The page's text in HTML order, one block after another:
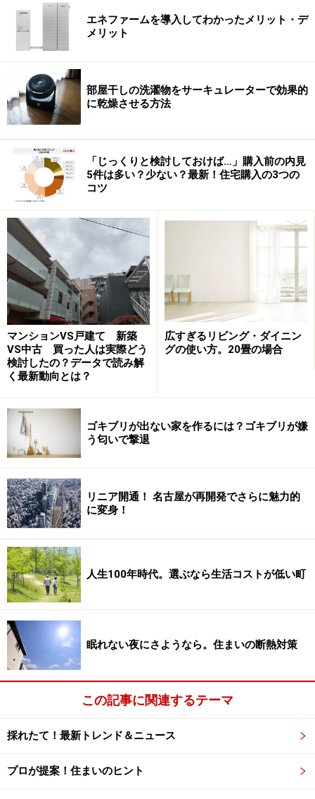
いることや、当時の事情をよく知らないまま相続した人
の増加などもあるようです。一次被害者が80歳代、90歳
代になり、「自分が死ぬ前に何とか処分しておきたい」
という気持ちにつけ込まれるケースもあるでしょう。
そして手口も巧妙化し、開発計画が実現するかのように
事業計画書をでっち上げたり、いかにも本物らしいパン
フレットを作成したりするほか、国からの補助金の話な
どさまざまなストーリーを織り込んだ新手の詐欺もある
ようです。
また、詐欺師が持っている原野と、高齢者が持つ都市部
の宅地などを交換させる、新たな原野商法も生まれてい
るとか。
一次被害、二次被害を含め、原野商法による被害者の情
報は裏社会で流通しているとみられていますが、原野の
登記名義人、つまり被害者の住所・氏名は国が公開して
いるのです。
自分自身が原野を所有しているときはもちろんのこと、
親が一次被害に遭っている場合や、その原野を親から相
続した場合などにも、新たな詐欺のターゲットにならな
いよう、十分に注意しなければなりません。
（この記事は2006年12月公開の「不動産百考 vol.6」を
もとに再構成したものです）
関連記事
振り込め詐欺と不動産契約トラブル
消費者契約法と不動産売買
※記事内容は執筆時点のものです。最新の内容をご確認くださ
エネファームを導入してわかったメリット・デ
メリット
部屋干しの洗濯物をサーキュレーターで効果的
に乾燥させる方法
「じっくりと検討しておけば…」購入前の内見
5件は多い？少ない？最新！住宅購入の3つの
コツ
マンションVS戸建て 新築
VS中古 買った人は実際どう
検討したの？データで読み解
く最新動向とは？
広すぎるリビング・ダイニン
グの使い方。20畳の場合
ゴキブリが出ない家を作るには？ゴキブリが嫌
う匂いで撃退
リニア開通！ 名古屋が再開発でさらに魅力的
に変身！
人生100年時代。選ぶなら生活コストが低い町
眠れない夜にさようなら。住まいの断熱対策
この記事に関連するテーマ
採れたて！最新トレンド＆ニュース
プロが提案！住まいのヒント